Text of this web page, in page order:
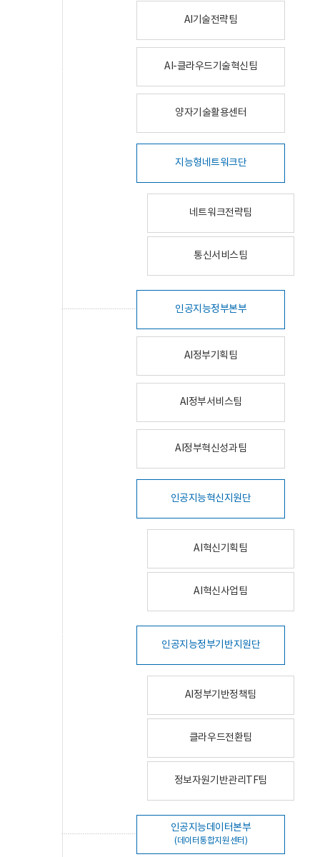
AI기술전략팀
AI-클라우드기술혁신팀
양자기술활용센터
지능형네트워크단
네트워크전략팀
통신서비스팀
인공지능정부본부
AI정부기획팀
AI정부서비스팀
AI정부혁신성과팀
인공지능혁신지원단
AI혁신기획팀
AI혁신사업팀
인공지능정부기반지원단
AI정부기반정책팀
클라우드전환팀
정보자원기반관리TF팀
인공지능데이터본부
(데이터통합지원센터)